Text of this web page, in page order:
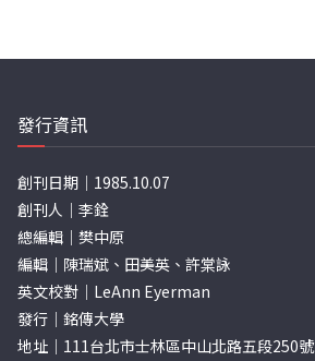
發行資訊
創刊日期｜1985.10.07
創刊人｜李銓
總編輯｜樊中原
編輯｜陳瑞斌、田美英、許棠詠
英文校對｜LeAnn Eyerman
發行｜銘傳大學
地址｜111台北市士林區中山北路五段250號